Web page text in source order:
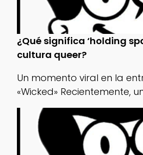
¿Qué significa ‘holding
cultura queer?
Un momento viral en la
«Wicked» Recientemente,